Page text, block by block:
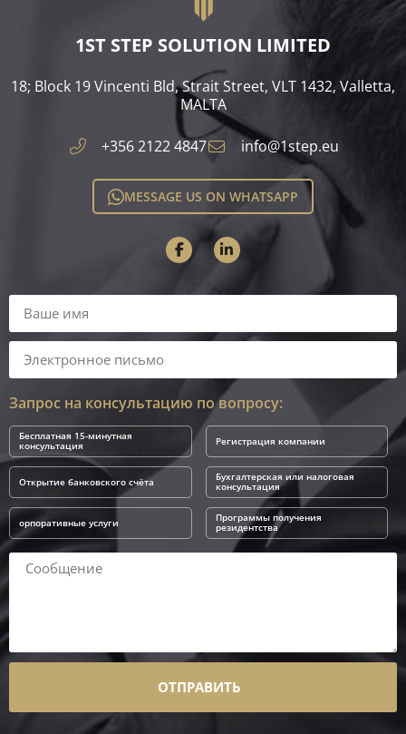
1ST STEP SOLUTION LIMITED
18; Block 19 Vincenti Bld, Strait Street, VLT 1432, Valletta,
MALTA​
+356 2122 4847 info@1step.eu
MESSAGE US ON WHATSAPP
Запрос на консультацию по вопросу:
Бесплатная 15-минутная
консультация Регистрация компании
Открытие банковского счёта Бухгалтерская или налоговая
консультация
орпоративные услуги Программы получения
резидентства
ОТПРАВИТЬ